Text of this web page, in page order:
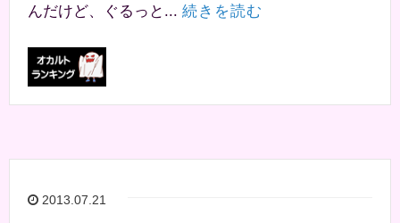
んだけど、ぐるっと... 続きを読む
2013.07.21